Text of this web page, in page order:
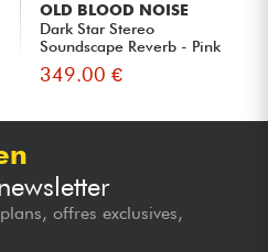
OLD BLOOD NOISE
Dark Star Stereo
Soundscape Reverb - Pink
349.00 €
offres exclusives,